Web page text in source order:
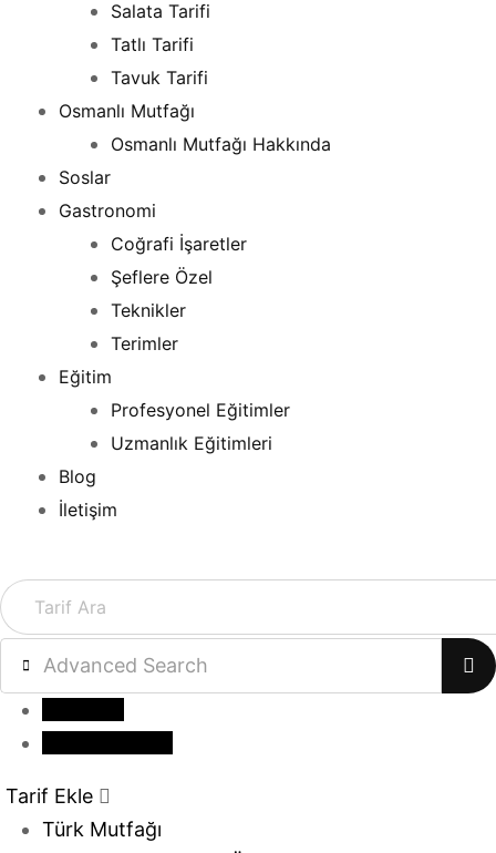
Salata Tarifi
Tatlı Tarifi
Tavuk Tarifi
Osmanlı Mutfağı
Osmanlı Mutfağı Hakkında
Soslar
Gastronomi
Coğrafi İşaretler
Şeflere Özel
Teknikler
Terimler
Eğitim
Profesyonel Eğitimler
Uzmanlık Eğitimleri
Blog
İletişim
Advanced Search
Tarif Ekle
Türk Mutfağı